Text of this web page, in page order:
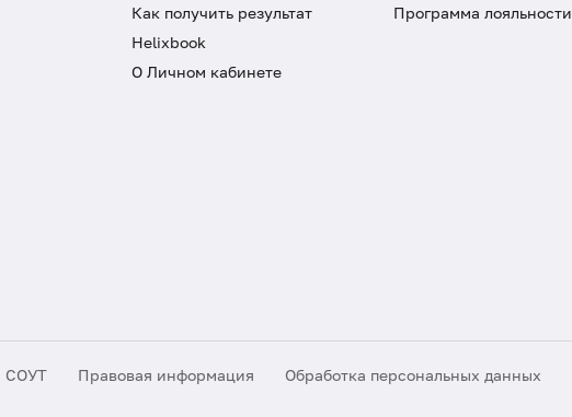
Как получить результат
Helixbook
О Личном кабинете
Программа лояльности
СОУТ Правовая информация Обработка персональных данных